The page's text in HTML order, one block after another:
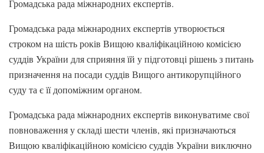
Громадська рада міжнародних експертів.
Громадська рада міжнародних експертів утворюється
строком на шість років Вищою кваліфікаційною комісією
суддів України для сприяння їй у підготовці рішень з питань
призначення на посади суддів Вищого антикорупційного
суду та є її допоміжним органом.
Громадська рада міжнародних експертів виконуватиме свої
повноваження у складі шести членів, які призначаються
Вищою кваліфікаційною комісією суддів України виключно